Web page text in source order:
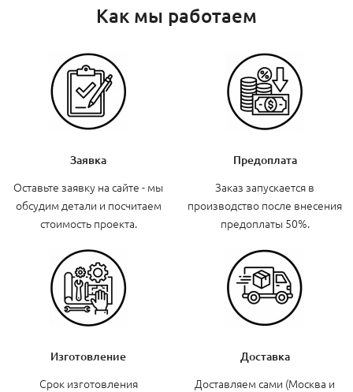
Как мы работаем
Заявка
Оставьте заявку на сайте - мы
обсудим детали и посчитаем
стоимость проекта.
Предоплата
Заказ запускается в
производство после внесения
предоплаты 50%.
Изготовление
Срок изготовления
Доставка
Доставляем сами (Москва и